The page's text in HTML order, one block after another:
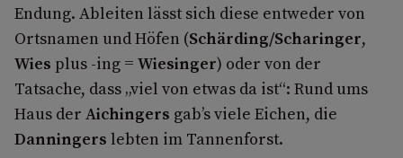
Endung. Ableiten lässt sich diese entweder von
Ortsnamen und Höfen (Schärding/Scharinger,
Wies plus -ing = Wiesinger) oder von der
Tatsache, dass „viel von etwas da ist“: Rund ums
Haus der Aichingers gab’s viele Eichen, die
Danningers lebten im Tannenforst.